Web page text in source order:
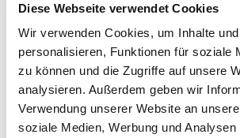
Diese Webseite verwendet Cookies
Wir verwenden Cookies, um Inhalte
personalisieren, Funktionen für soziale
zu können und die Zugriffe auf unsere
analysieren. Außerdem geben wir
Verwendung unserer Website an
soziale Medien, Werbung und